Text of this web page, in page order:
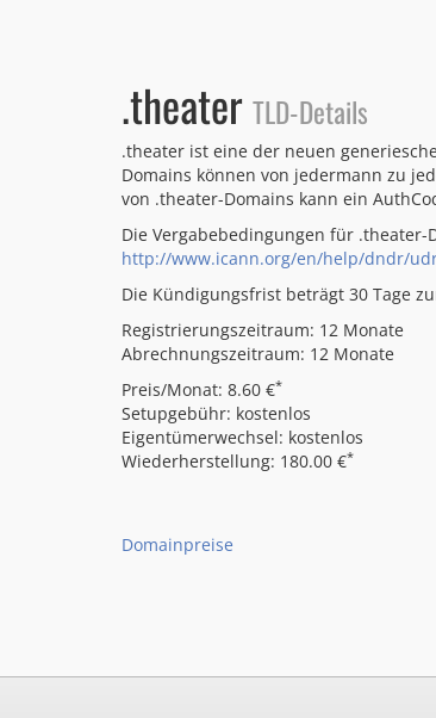
.theater TLD-Details
.theater ist eine der neuen
Domains können von jedermann zu
von .theater-Domains kann ein
Die Vergabebedingungen für .theater-
http://www.icann.org/en/help/dndr/
Die Kündigungsfrist beträgt 30 Tage
Registrierungszeitraum: 12 Monate
Abrechnungszeitraum: 12 Monate
Preis/Monat: 8.60 €*
Setupgebühr: kostenlos
Eigentümerwechsel: kostenlos
Wiederherstellung: 180.00 €*
Domainpreise